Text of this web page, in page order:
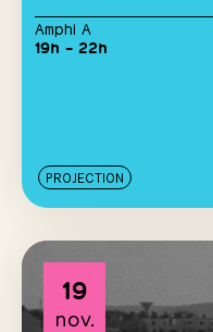
Amphi A
19h – 22h
PROJECTION
19
nov.